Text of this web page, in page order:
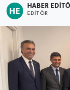
HABER
EDITÖR